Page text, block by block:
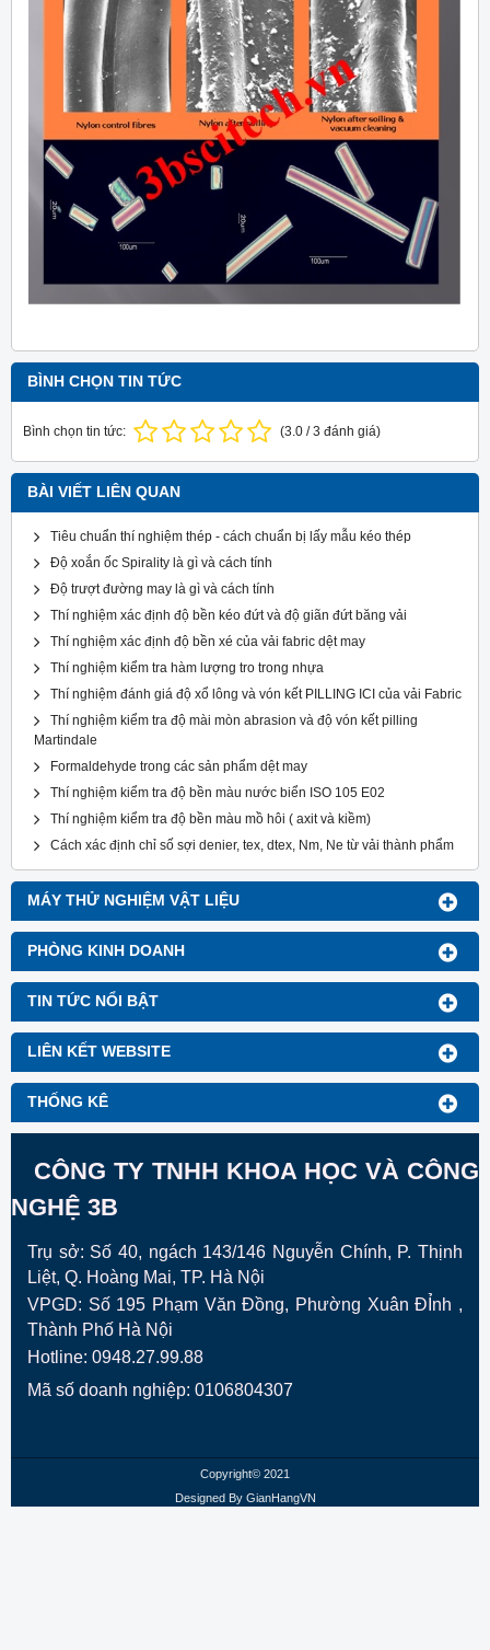
MÁY THỬ NGHIỆM VẬT LIỆU
PHÒNG KINH DOANH
TIN TỨC NỔI BẬT
LIÊN KẾT WEBSITE
THỐNG KÊ
BÌNH CHỌN TIN TỨC
Bình chọn tin tức: (3.0 /3 đánh giá)
BÀI VIẾT LIÊN QUAN
Tiêu chuẩn thí nghiệm thép - cách chuẩn bị lấy mẫu kéo thép
Độ xoắn ốc Spirality là gì và cách tính
Độ trượt đường may là gì và cách tính
Thí nghiệm xác định độ bền kéo đứt và độ giãn đứt băng vải
Thí nghiệm xác định độ bền xé của vải fabric dệt may
Thí nghiệm kiểm tra hàm lượng tro trong nhựa
Thí nghiệm đánh giá độ xổ lông và vón kết PILLING ICI của vải Fabric
Thí nghiệm kiểm tra độ mài mòn abrasion và độ vón kết pilling
Martindale
Formaldehyde trong các sản phẩm dệt may
Thí nghiệm kiểm tra độ bền màu nước biển ISO 105 E02
Thí nghiệm kiểm tra độ bền màu mồ hôi ( axit và kiềm)
Cách xác định chỉ số sợi denier, tex, dtex, Nm, Ne từ vải thành phẩm
CÔNG TY TNHH KHOA HỌC VÀ CÔNG
NGHỆ 3B
Trụ sở: Số 40, ngách 143/146 Nguyễn Chính, P. Thịnh
Liệt, Q. Hoàng Mai, TP. Hà Nội
VPGD: Số 195 Phạm Văn Đồng, Phường Xuân ĐỈnh ,
Thành Phố Hà Nội
Hotline: 0948.27.99.88
Mã số doanh nghiệp: 0106804307
Copyright© 2021
Designed By GianHangVN